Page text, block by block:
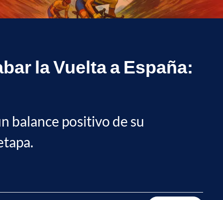
la Vuelta a España:
balance positivo de su